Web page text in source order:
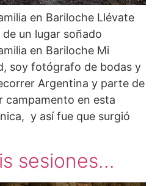
en Bariloche Llévate
un lugar soñado
en Bariloche Mi
soy fotógrafo de bodas y
Argentina y parte de
campamento en esta
y así fue que surgió
sesiones…